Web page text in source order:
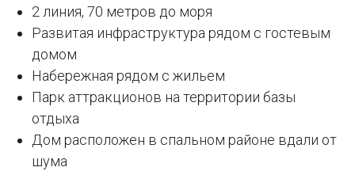
2 линия, 70 метров до моря
Развитая инфраструктура рядом с гостевым
домом
Набережная рядом с жильем
Парк аттракционов на территории базы
отдыха
Дом расположен в спальном районе вдали от
шума